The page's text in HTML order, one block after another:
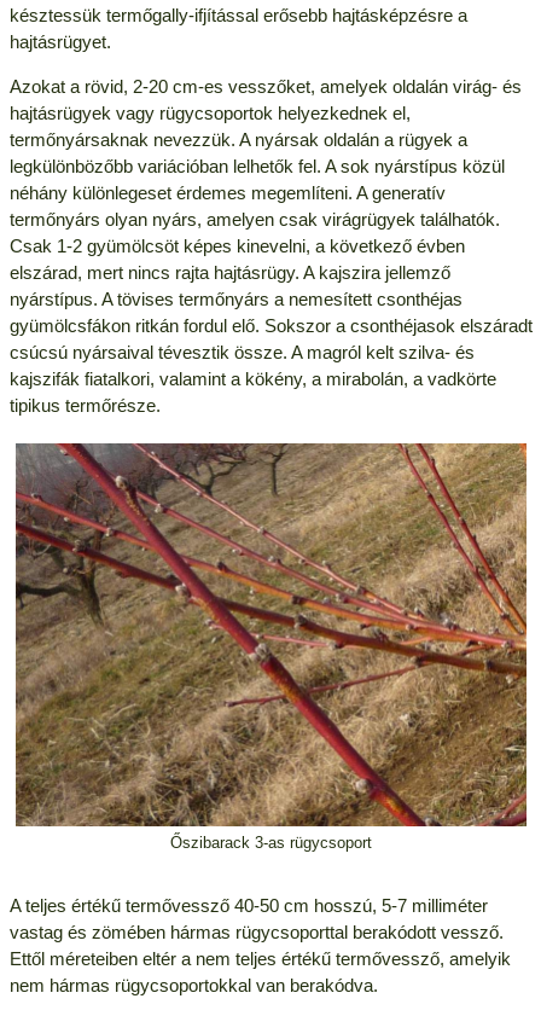
késztessük termőgally-ifjítással erősebb hajtásképzésre a
hajtásrügyet.
Azokat a rövid, 2-20 cm-es vesszőket, amelyek oldalán virág- és
hajtásrügyek vagy rügycsoportok helyezkednek el,
termőnyársaknak nevezzük. A nyársak oldalán a rügyek a
legkülönbözőbb variációban lelhetők fel. A sok nyárstípus közül
néhány különlegeset érdemes megemlíteni. A generatív
termőnyárs olyan nyárs, amelyen csak virágrügyek találhatók.
Csak 1-2 gyümölcsöt képes kinevelni, a következő évben
elszárad, mert nincs rajta hajtásrügy. A kajszira jellemző
nyárstípus. A tövises termőnyárs a nemesített csonthéjas
gyümölcsfákon ritkán fordul elő. Sokszor a csonthéjasok elszáradt
csúcsú nyársaival tévesztik össze. A magról kelt szilva- és
kajszifák fiatalkori, valamint a kökény, a mirabolán, a vadkörte
tipikus termőrésze.
Őszibarack 3-as rügycsoport
A teljes értékű termővessző 40-50 cm hosszú, 5-7 milliméter
vastag és zömében hármas rügycsoporttal berakódott vessző.
Ettől méreteiben eltér a nem teljes értékű termővessző, amelyik
nem hármas rügycsoportokkal van berakódva.